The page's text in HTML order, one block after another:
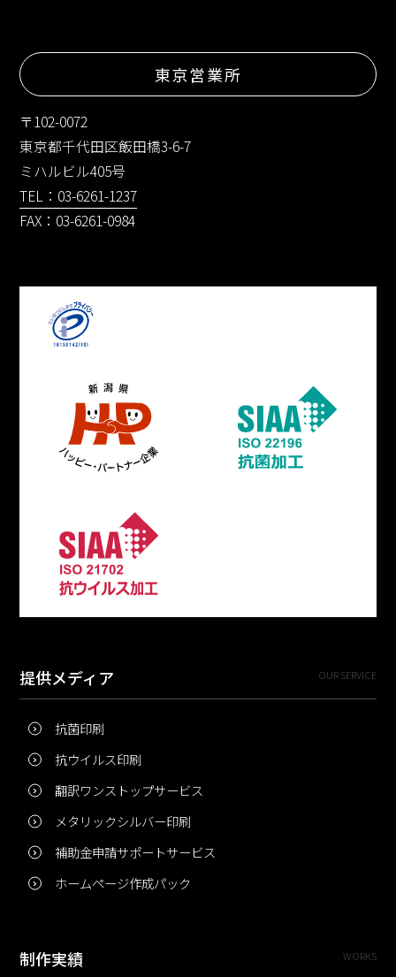
東京営業所
〒102-0072
東京都千代田区飯田橋3-6-7
ミハルビル405号
TEL：03-6261-1237
FAX：03-6261-0984
提供メディア OUR SERVICE
抗菌印刷
抗ウイルス印刷
翻訳ワンストップサービス
メタリックシルバー印刷
補助金申請サポートサービス
ホームページ作成パック
制作実績 WORKS